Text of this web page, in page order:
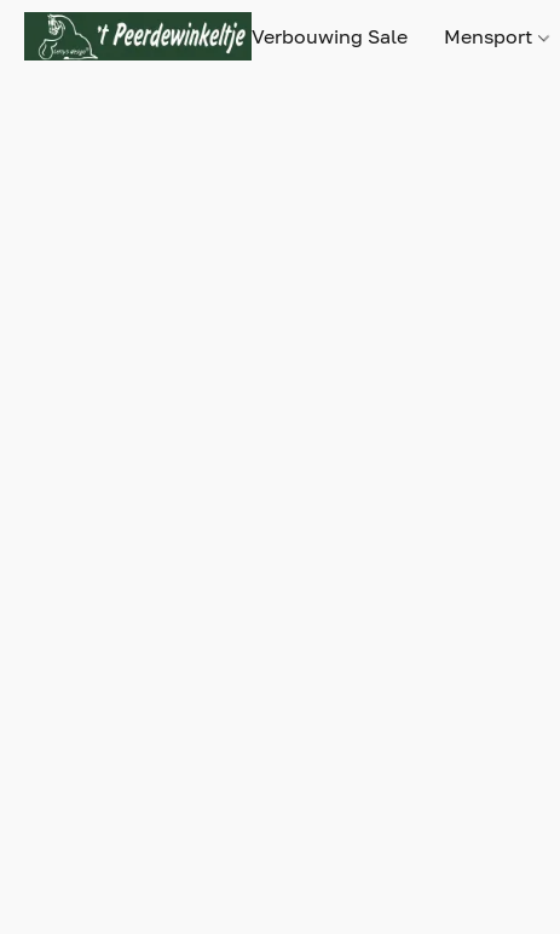
Verbouwing Sale Mensport